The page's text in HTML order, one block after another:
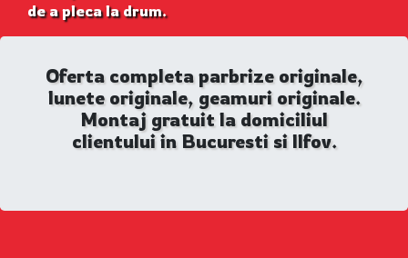
de a pleca la drum.
Oferta completa parbrize originale,
lunete originale, geamuri originale.
Montaj gratuit la domiciliul
clientului in Bucuresti si Ilfov.